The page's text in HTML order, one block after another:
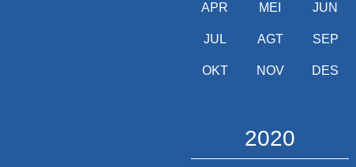
APR MEI JUN
JUL AGT SEP
OKT NOV DES
2020